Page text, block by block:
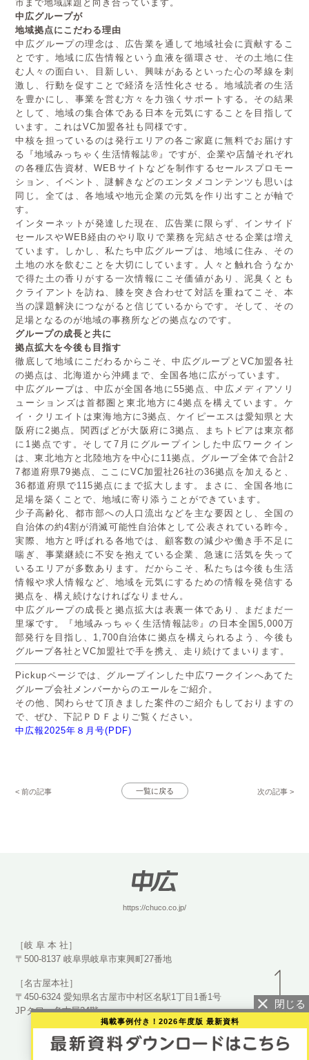
市まで地域課題と向き合っています。
中広グループが
地域拠点にこだわる理由
中広グループの理念は、広告業を通して地域社会に貢献するこ
とです。地域に広告情報という血液を循環させ、その土地に住
む人々の面白い、目新しい、興味があるといった心の琴線を刺
激し、行動を促すことで経済を活性化させる。地域読者の生活
を豊かにし、事業を営む方々を力強くサポートする。その結果
として、地域の集合体である日本を元気にすることを目指して
います。これはVC加盟各社も同様です。
中核を担っているのは発行エリアの各ご家庭に無料でお届けす
る『地域みっちゃく生活情報誌®』ですが、企業や店舗それぞれ
の各種広告資材、WEBサイトなどを制作するセールスプロモー
ション、イベント、謎解きなどのエンタメコンテンツも思いは
同じ。全ては、各地域や地元企業の元気を作り出すことが軸で
す。
インターネットが発達した現在、広告業に限らず、インサイド
セールスやWEB経由のやり取りで業務を完結させる企業は増え
ています。しかし、私たち中広グループは、地域に住み、その
土地の水を飲むことを大切にしています。人々と触れ合うなか
で得た土の香りがする一次情報にこそ価値があり、泥臭くとも
クライアントを訪ね、膝を突き合わせて対話を重ねてこそ、本
当の課題解決につながると信じているからです。そして、その
足場となるのが地域の事務所などの拠点なのです。
グループの成長と共に
拠点拡大を今後も目指す
徹底して地域にこだわるからこそ、中広グループとVC加盟各社
の拠点は、北海道から沖縄まで、全国各地に広がっています。
中広グループは、中広が全国各地に55拠点、中広メディアソリ
ューションズは首都圏と東北地方に4拠点を構えています。ケ
イ・クリエイトは東海地方に3拠点、ケイピーエスは愛知県と大
阪府に2拠点。関西ぱどが大阪府に3拠点、まちトピアは東京都
に1拠点です。そして7月にグループインした中広ワークイン
は、東北地方と北陸地方を中心に11拠点。グループ全体で合計2
7都道府県79拠点、ここにVC加盟社26社の36拠点を加えると、
36都道府県で115拠点にまで拡大します。まさに、全国各地に
足場を築くことで、地域に寄り添うことができています。
少子高齢化、都市部への人口流出などを主な要因とし、全国の
自治体の約4割が消滅可能性自治体として公表されている昨今。
実際、地方と呼ばれる各地では、顧客数の減少や働き手不足に
喘ぎ、事業継続に不安を抱えている企業、急速に活気を失って
いるエリアが多数あります。だからこそ、私たちは今後も生活
情報や求人情報など、地域を元気にするための情報を発信する
拠点を、構え続けなければなりません。
中広グループの成長と拠点拡大は表裏一体であり、まだまだ一
里塚です。『地域みっちゃく生活情報誌®』の日本全国5,000万
部発行を目指し、1,700自治体に拠点を構えられるよう、今後も
グループ各社とVC加盟社で手を携え、走り続けてまいります。
Pickupページでは、グループインした中広ワークインへあてた
グループ会社メンバーからのエールをご紹介。
その他、関わらせて頂きました案件のご紹介もしておりますの
で、ぜひ、下記ＰＤＦよりご覧ください。
中広報2025年８月号(PDF)
一覧に戻る
< 前の記事 次の記事 >
https://chuco.co.jp/
［岐 阜 本 社］
〒500-8137 岐阜県岐阜市東興町27番地
［名古屋本社］
〒450-6324 愛知県名古屋市中村区名駅1丁目1番1号
JPタワー名古屋24階
©2023 CHUCO Co., Ltd.
掲載事例付き！2026年度版 最新資料